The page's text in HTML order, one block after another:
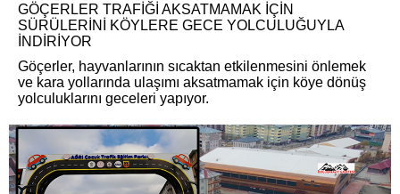
GÖÇERLER TRAFİĞİ AKSATMAMAK İÇİN
SÜRÜLERİNİ KÖYLERE GECE YOLCULUĞUYLA
İNDİRİYOR
Göçerler, hayvanlarının sıcaktan etkilenmesini önlemek
ve kara yollarında ulaşımı aksatmamak için köye dönüş
yolculuklarını geceleri yapıyor.